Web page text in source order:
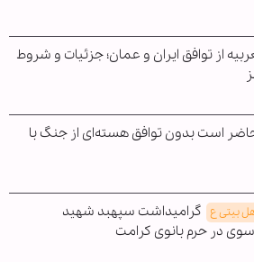
از توافق ایران و عمان؛ جزئیات و شروط
است بدون توافق هسته‌ای از جنگ با
بیتی ع گرامیداشت سپهبد شهید
در حرم بانوی کرامت